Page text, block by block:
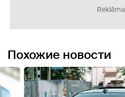
Reklāma
Похожие новости